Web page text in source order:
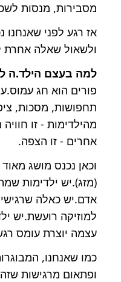
מסבירות, מנסות
אז רגע לפני שאנחנו
ולשאול שאלה אחרת
למה בעצם הילד.ה
פורים הוא חג
תחפושות, מסכות,
מהילדימות - זו
אחרים - זו הצפה.
וכאן נכנס מושג
(מזג).יש ילדימות
אדם.יש כאלה
למוזיקה רועשת.יש
עצמה יוצרת עומס
כמו שאנחנו,
ופתאום מרגישות שזה